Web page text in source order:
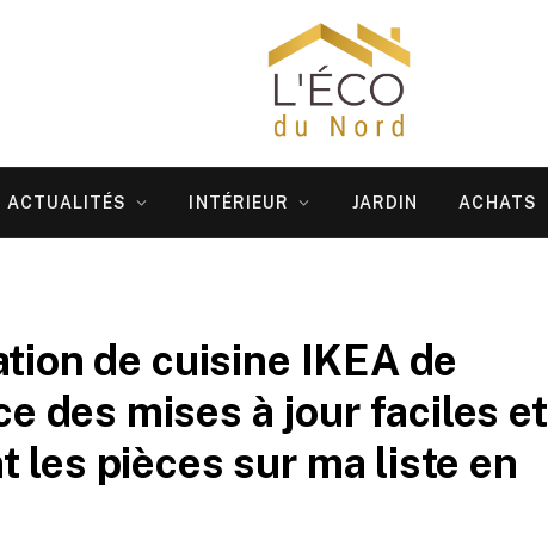
ACTUALITÉS INTÉRIEUR JARDIN ACHATS
de cuisine IKEA de
des mises à jour faciles et
les pièces sur ma liste en